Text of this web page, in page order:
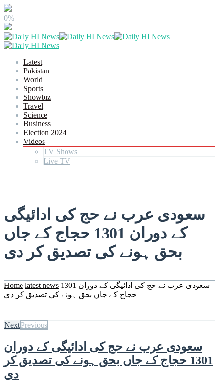
0%
Latest
Pakistan
World
Sports
Showbiz
Travel
Science
Business
Election 2024
Videos
TV Shows
Live TV
سعودی عرب نے حج کی ادائیگی
کے دوران 1301 حجاج کے جاں
بحق ہونے کی تصدیق کر دی
Home latest news سعودی عرب نے حج کی ادائیگی کے دوران 1301
حجاج کے جاں بحق ہونے کی تصدیق کر دی
NextPrevious
سعودی عرب نے حج کی ادائیگی کے دوران
1301 حجاج کے جاں بحق ہونے کی تصدیق کر
دی